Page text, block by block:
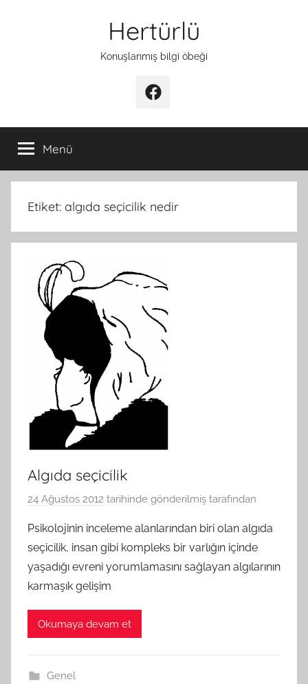
Hertürlü
Konuşlanmış bilgi öbeği
Facebook
Menü
Etiket: algıda seçicilik nedir
Algıda seçicilik
24 Ağustos 2012 tarihinde gönderilmiş tarafından
Psikolojinin inceleme alanlarından biri olan algıda
seçicilik, insan gibi kompleks bir varlığın içinde
yaşadığı evreni yorumlamasını sağlayan algılarının
karmaşık gelişim
Okumaya devam et
Genel